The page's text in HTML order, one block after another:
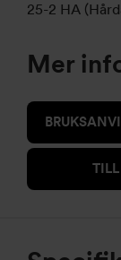
25-2 HA
Mer